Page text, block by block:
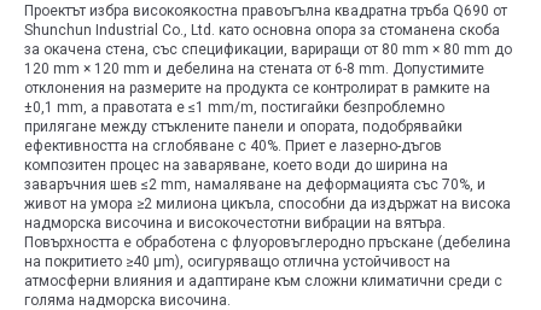
Проектът избра високоякостна правоъгълна квадратна тръба Q690 от
Shunchun Industrial Co., Ltd. като основна опора за стоманена скоба
за окачена стена, със спецификации, вариращи от 80 mm × 80 mm до
120 mm × 120 mm и дебелина на стената от 6-8 mm. Допустимите
отклонения на размерите на продукта се контролират в рамките на
±0,1 mm, а правотата е ≤1 mm/m, постигайки безпроблемно
прилягане между стъклените панели и опората, подобрявайки
ефективността на сглобяване с 40%. Приет е лазерно-дъгов
композитен процес на заваряване, което води до ширина на
заваръчния шев ≤2 mm, намаляване на деформацията със 70%, и
живот на умора ≥2 милиона цикъла, способни да издържат на висока
надморска височина и високочестотни вибрации на вятъра.
Повърхността е обработена с флуоровъглеродно пръскане (дебелина
на покритието ≥40 μm), осигуряващо отлична устойчивост на
атмосферни влияния и адаптиране към сложни климатични среди с
голяма надморска височина.